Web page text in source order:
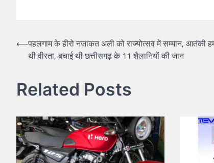
Post
navigation
⟵पहलगाम के हीरो नजाकत अली को राज्योत्सव में सम्मान, आतंकी
थी वीरता, बचाई थी छत्तीसगढ़ के 11 शैलानियों की जान
Related Posts